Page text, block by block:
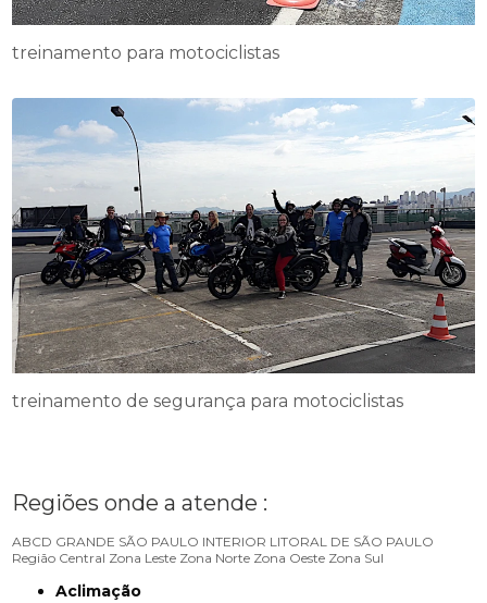
treinamento para motociclistas
treinamento de segurança para motociclistas
Regiões onde a atende :
ABCD GRANDE SÃO PAULO INTERIOR LITORAL DE SÃO PAULO
Região Central Zona Leste Zona Norte Zona Oeste Zona Sul
Aclimação